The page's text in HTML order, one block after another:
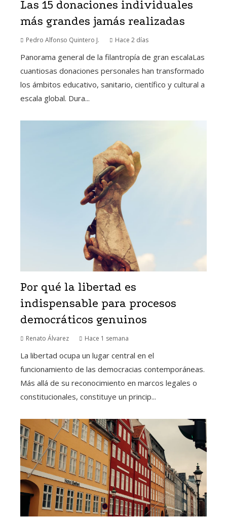
Las 15 donaciones individuales
más grandes jamás realizadas
Pedro Alfonso Quintero J. Hace 2 días
Panorama general de la filantropía de gran escalaLas
cuantiosas donaciones personales han transformado
los ámbitos educativo, sanitario, científico y cultural a
escala global. Dura...
Por qué la libertad es
indispensable para procesos
democráticos genuinos
Renato Álvarez Hace 1 semana
La libertad ocupa un lugar central en el
funcionamiento de las democracias contemporáneas.
Más allá de su reconocimiento en marcos legales o
constitucionales, constituye un princip...